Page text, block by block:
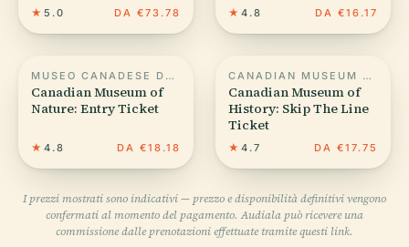
★ 5.0 DA €73.78 ★ 4.8 DA €16.17
MUSEO CANADESE DELLA NATURA
Canadian Museum of
Nature: Entry Ticket
★ 4.8 DA €18.18
CANADIAN MUSEUM OF HISTORY
Canadian Museum of
History: Skip The Line
Ticket
★ 4.7 DA €17.75
I prezzi mostrati sono indicativi — prezzo e disponibilità definitivi vengono
confermati al momento del pagamento. Audiala può ricevere una
commissione dalle prenotazioni effettuate tramite questi link.